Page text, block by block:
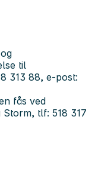
til
313 88, e-post:
fås ved
tlf: 518 317